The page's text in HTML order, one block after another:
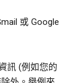
或 Google
訊 (例如您的